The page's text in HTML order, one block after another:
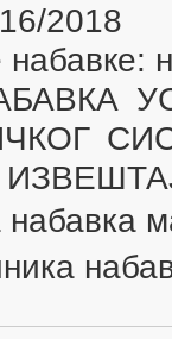
16/2018
набавке:
набавка